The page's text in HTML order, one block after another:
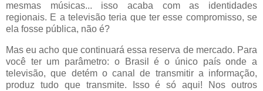
mesmas músicas... isso acaba com as identidades
regionais. E a televisão teria que ter esse compromisso, se
ela fosse pública, não é?
Mas eu acho que continuará essa reserva de mercado. Para
você ter um parâmetro: o Brasil é o único país onde a
televisão, que detém o canal de transmitir a informação,
produz tudo que transmite. Isso é só aqui! Nos outros